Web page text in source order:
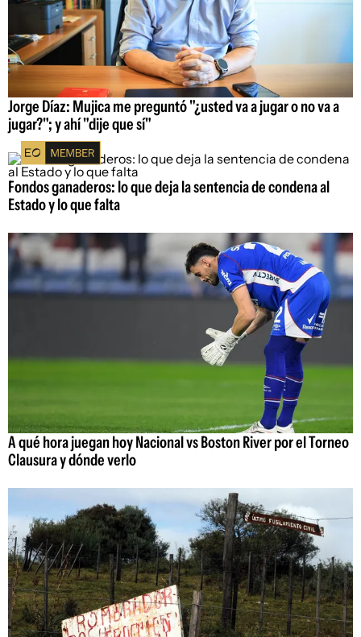
Jorge Díaz: Mujica me preguntó "¿usted va a jugar o no va a
jugar?"; y ahí "dije que sí"
Fondos ganaderos: lo que deja la sentencia de condena al
Estado y lo que falta
A qué hora juegan hoy Nacional vs Boston River por el Torneo
Clausura y dónde verlo